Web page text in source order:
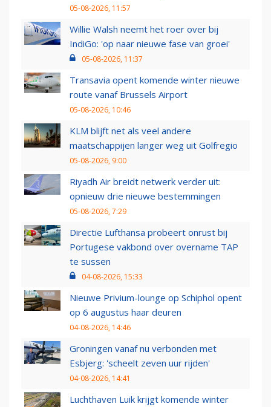
05-08-2026, 11:57
Willie Walsh neemt het roer over bij
IndiGo: 'op naar nieuwe fase van groei'
05-08-2026, 11:37
Transavia opent komende winter nieuwe
route vanaf Brussels Airport
05-08-2026, 10:46
KLM blijft net als veel andere
maatschappijen langer weg uit Golfregio
05-08-2026, 9:00
Riyadh Air breidt netwerk verder uit:
opnieuw drie nieuwe bestemmingen
05-08-2026, 7:29
Directie Lufthansa probeert onrust bij
Portugese vakbond over overname TAP
te sussen
04-08-2026, 15:33
Nieuwe Privium-lounge op Schiphol opent
op 6 augustus haar deuren
04-08-2026, 14:46
Groningen vanaf nu verbonden met
Esbjerg: 'scheelt zeven uur rijden'
04-08-2026, 14:41
Luchthaven Luik krijgt komende winter